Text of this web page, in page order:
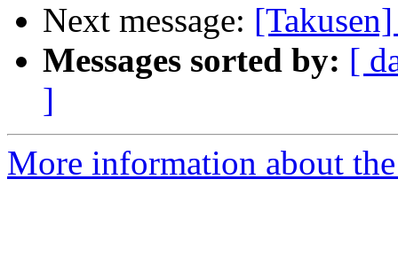
Next message:
Messages sorted by: [
]
More information about